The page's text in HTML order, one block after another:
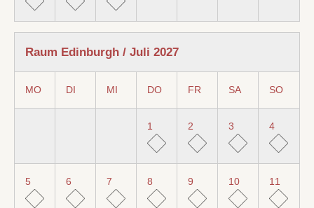
Raum Edinburgh / Juli 2027
MO DI MI DO FR SA SO
1 2 3 4
5 6 7 8 9 10 11